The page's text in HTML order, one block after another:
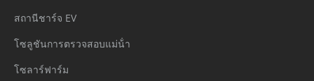
สถานีชาร์จ EV
โซลูชันการตรวจสอบแม่น้ํา
โซลาร์ฟาร์ม